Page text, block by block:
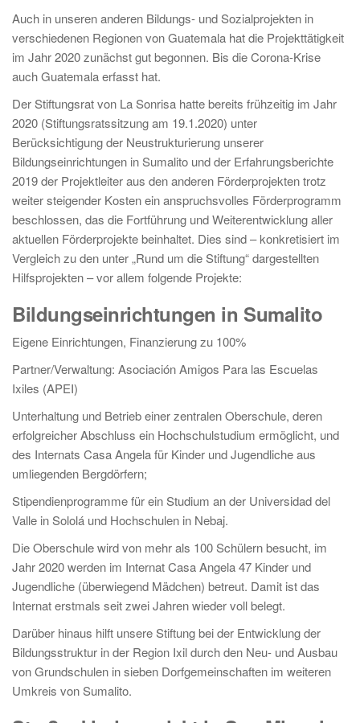
Auch in unseren anderen Bildungs- und Sozialprojekten in
verschiedenen Regionen von Guatemala hat die Projekttätigkeit
im Jahr 2020 zunächst gut begonnen. Bis die Corona-Krise
auch Guatemala erfasst hat.
Der Stiftungsrat von La Sonrisa hatte bereits frühzeitig im Jahr
2020 (Stiftungsratssitzung am 19.1.2020) unter
Berücksichtigung der Neustrukturierung unserer
Bildungseinrichtungen in Sumalito und der Erfahrungsberichte
2019 der Projektleiter aus den anderen Förderprojekten trotz
weiter steigender Kosten ein anspruchsvolles Förderprogramm
beschlossen, das die Fortführung und Weiterentwicklung aller
aktuellen Förderprojekte beinhaltet. Dies sind – konkretisiert im
Vergleich zu den unter „Rund um die Stiftung“ dargestellten
Hilfsprojekten – vor allem folgende Projekte:
Bildungseinrichtungen in Sumalito
Eigene Einrichtungen, Finanzierung zu 100%
Partner/Verwaltung: Asociación Amigos Para las Escuelas
Ixiles (APEI)
Unterhaltung und Betrieb einer zentralen Oberschule, deren
erfolgreicher Abschluss ein Hochschulstudium ermöglicht, und
des Internats Casa Angela für Kinder und Jugendliche aus
umliegenden Bergdörfern;
Stipendienprogramme für ein Studium an der Universidad del
Valle in Sololá und Hochschulen in Nebaj.
Die Oberschule wird von mehr als 100 Schülern besucht, im
Jahr 2020 werden im Internat Casa Angela 47 Kinder und
Jugendliche (überwiegend Mädchen) betreut. Damit ist das
Internat erstmals seit zwei Jahren wieder voll belegt.
Darüber hinaus hilft unsere Stiftung bei der Entwicklung der
Bildungsstruktur in der Region Ixil durch den Neu- und Ausbau
von Grundschulen in sieben Dorfgemeinschaften im weiteren
Umkreis von Sumalito.